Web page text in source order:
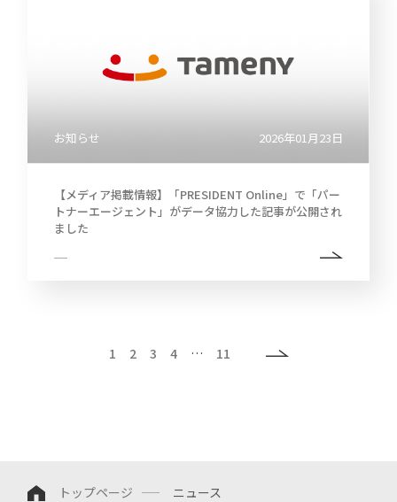
お知らせ 2026年01月23日
【メディア掲載情報】「PRESIDENT Online」で「パー
トナーエージェント」がデータ協力した記事が公開され
ました
1 2 3 4 … 11
トップページ ニュース